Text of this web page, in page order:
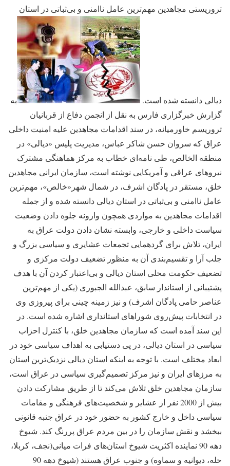
تروریستی مجاهدین مهم‌ترین عامل ناامنی و بی‌ثباتی در استان
دیالی دانسته شده است.
به
گزارش خبرگزاری فارس به نقل از انجمن دفاع از قربانیان
تروریسم خاورمیانه، در سند اقدامات مجاهدین علیه امنیت داخلی
عراق که سروان حسن شاکر عباس، مدیریت پلیس «دیالی» در
منطقه الخالص، طی نامه‌ای خطاب به مرکز هماهنگی مشترک
نیروهای عراقی و آمریکایی نوشته است، سازمان ایرانی مجاهدین
خلق، مستقر در پادگان اشرف، در شمال شهر«خالص»، مهم‌ترین
عامل ناامنی و بی‌ثباتی در استان دیالی دانسته شده و از جمله
اقدامات مجاهدین به مواردی همچون وارونه جلوه دادن وضعیت
سیاست داخلی و خارجی، وابسته نشان دادن دولت عراق به
ایران، تلاش برای گردهمایی تجمعات عشایری و سیاسی بزرگ و
جلب آرا و تقسیم‌بندی آن به منظور تضعیف دولت مرکزی و
تضعیف حکومت محلی استان دیالی و بی‌اعتبار کردن آن با هدف
پشتیبانی از استاندار سابق، عبدالله الجبوری (یکی از مهم‌ترین
عناصر حامی پادگان اشرف) و نیز زمینه چینی برای پیروزی وی
در انتخابات پیش‌روی شوراهای استانداری اشاره شده است. در
این سند آمده است که سازمان مجاهدین خلق، با کنترل احزاب
سیاسی در استان دیالی، در پی دستیابی به اهداف سیاسی خود در
ابعاد مختلف است. با توجه به اینکه استان دیالی نزدیک‌ترین استان
به مرزهای ایران و نیز مرکز تصمیم‌گیری سیاسی در عراق است،
سازمان مجاهدین خلق تلاش می‌کند تا از طریق مشارکت دادن
بیش از 2000 نفر از عشایر و شخصیت‌های فرهنگی و مقامات
سیاسی داخل و خارج کشور به حضور خود در عراق جنبه قانونی
ببخشد و نقش سازمان را در بین مردم عراق پررنگ کند. شیوخ
دهه 90 نماینده اکثریت شیوخ استان‌های فرات میانی(نجف، کربلا،
حله، دیوانیه و سماوه) و جنوب عراق هستند (شیوخ دهه 90